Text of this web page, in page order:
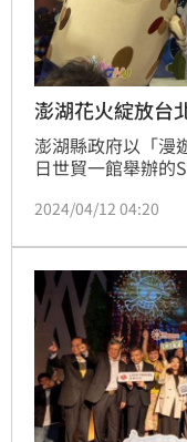
澎湖花火綻放台
澎湖縣政府以「漫
日世貿一館舉辦的
序幕，「縣鳥-澎湖
遊處處長陳美齡處
縣府特製的「漫遊
期中準備精彩豐富
2024/04/12 04:20